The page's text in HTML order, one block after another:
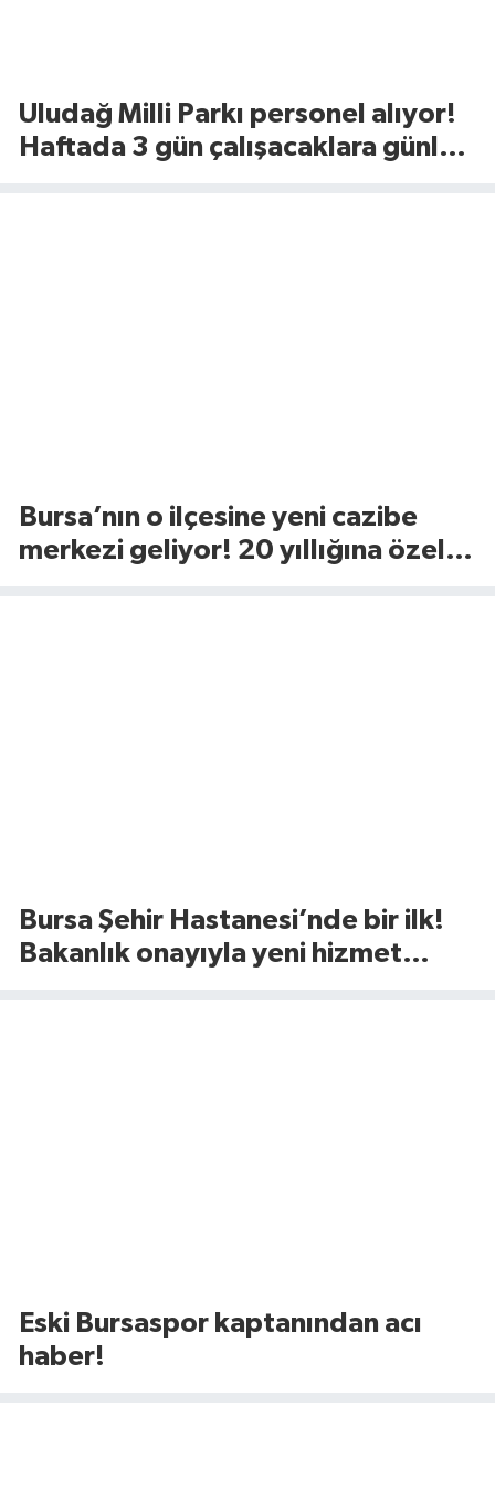
Uludağ Milli Parkı personel alıyor!
Haftada 3 gün çalışacaklara günlük
Bursa’nın o ilçesine yeni cazibe
merkezi geliyor! 20 yıllığına özel
Bursa Şehir Hastanesi’nde bir ilk!
Bakanlık onayıyla yeni hizmet
Eski Bursaspor kaptanından acı
haber!